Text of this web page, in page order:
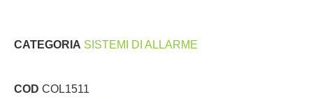
CATEGORIA SISTEMI DI ALLARME
COD COL1511